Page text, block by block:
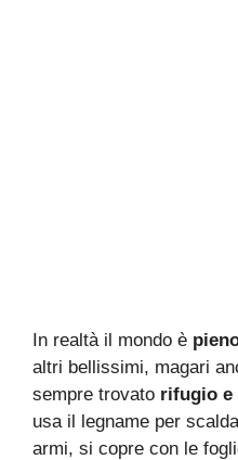
In realtà il mondo è
altri bellissimi, magari
sempre trovato rifugio e
usa il legname per
armi, si copre con le